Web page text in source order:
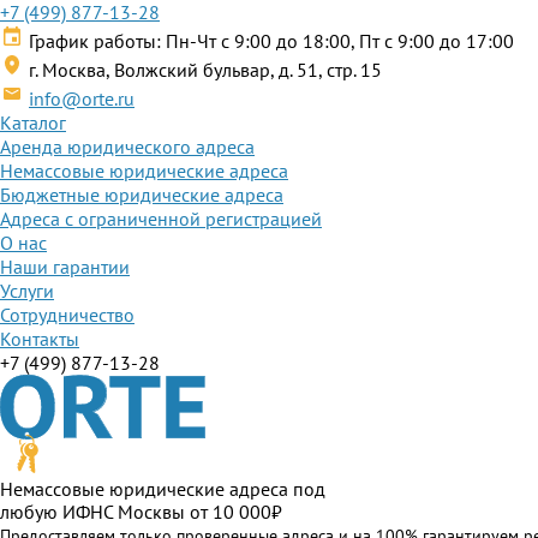
+7 (499) 877-13-28
График работы: Пн-Чт с 9:00 до 18:00, Пт с 9:00 до 17:00
г. Москва, Волжский бульвар, д. 51, стр. 15
info@orte.ru
Каталог
Аренда юридического адреса
Немассовые юридические адреса
Бюджетные юридические адреса
Адреса с ограниченной регистрацией
О нас
Наши гарантии
Услуги
Сотрудничество
Контакты
+7 (499) 877-13-28
Немассовые юридические адреса под
любую ИФНС Москвы от 10 000₽